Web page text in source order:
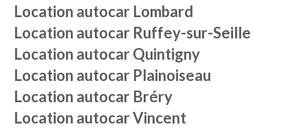
Location autocar Lombard
Location autocar Ruffey-sur-Seille
Location autocarQuintigny
Location autocar Plainoiseau
Location autocar Bréry
Location autocarVincent